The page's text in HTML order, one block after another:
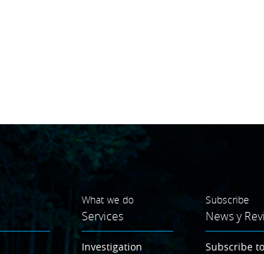
What we do
Services
Investigation
Subscribe
News y
Subscribe